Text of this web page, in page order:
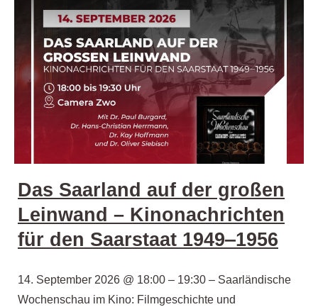
Das Saarland auf der großen
Leinwand – Kinonachrichten
für den Saarstaat 1949‒1956
14. September 2026 @ 18:00 – 19:30 – Saarländische
Wochenschau im Kino: Filmgeschichte und